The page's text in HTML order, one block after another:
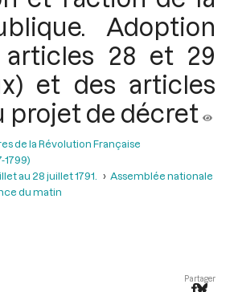
Adoption
28 et 29
et des articles
projet de décret
de la Révolution Française
1799)
au 28 juillet 1791.
Assemblée nationale
du matin
Partager